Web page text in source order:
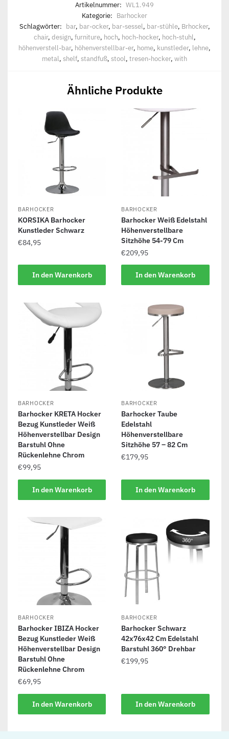
Artikelnummer: WL1.949
Kategorie: Barhocker
Schlagwörter: bar, bar-ocker, bar-sessel, bar-stühle, Brhocker,
chair, design, furniture, hoch, hoch-hocker, hoch-stuhl,
höhenverstell-bar, höhenverstellbar-er, home, kunstleder, lehne,
metal, shelf, standfuß, stool, tresen-hocker, with
Ähnliche Produkte
BARHOCKER
KORSIKA Barhocker
Kunstleder Schwarz
€84,95
In den Warenkorb
BARHOCKER
Barhocker Weiß Edelstahl
Höhenverstellbare
Sitzhöhe 54-79 Cm
€209,95
In den Warenkorb
BARHOCKER
Barhocker KRETA Hocker
Bezug Kunstleder Weiß
Höhenverstellbar Design
Barstuhl Ohne
Rückenlehne Chrom
€99,95
In den Warenkorb
BARHOCKER
Barhocker Taube
Edelstahl
Höhenverstellbare
Sitzhöhe 57 – 82 Cm
€179,95
In den Warenkorb
BARHOCKER
Barhocker IBIZA Hocker
Bezug Kunstleder Weiß
Höhenverstellbar Design
Barstuhl Ohne
Rückenlehne Chrom
€69,95
In den Warenkorb
BARHOCKER
Barhocker Schwarz
42x76x42 Cm Edelstahl
Barstuhl 360° Drehbar
€199,95
In den Warenkorb